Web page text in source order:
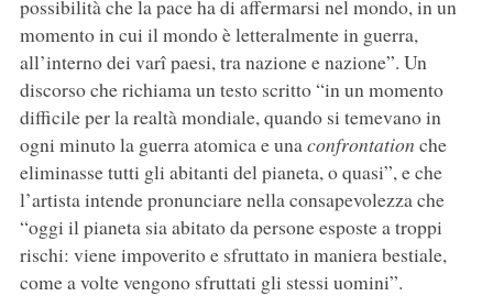
possibilità che la pace ha di affermarsi nel mondo, in un
momento in cui il mondo è letteralmente in guerra,
all’interno dei varî paesi, tra nazione e nazione”. Un
discorso che richiama un testo scritto “in un momento
difficile per la realtà mondiale, quando si temevano in
ogni minuto la guerra atomica e unaconfrontation che
eliminasse tutti gli abitanti del pianeta, o quasi”, e che
l’artista intende pronunciare nella consapevolezza che
“oggi il pianeta sia abitato da persone esposte a troppi
rischi: viene impoverito e sfruttato in maniera bestiale,
come a volte vengono sfruttati gli stessi uomini”.